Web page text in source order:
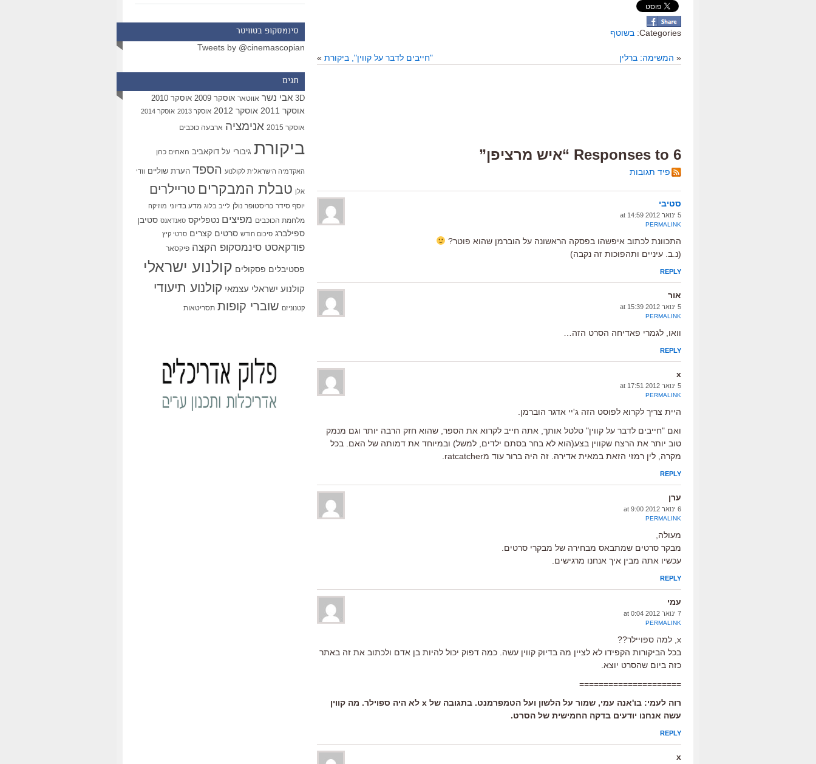
Categories: בשוטף
« המשימה: ברלין "חייבים לדבר על קווין", ביקורת »
6 Responses to “איש מרציפן”
פיד תגובות
סטיבי
5 ינואר 2012 at 14:59
PERMALINK
התכוונת לכתוב איפשהו בפסקה הראשונה על הוברמן שהוא פוטר?
(נ.ב. עיניים ותהפוכות זה נקבה)
REPLY
אור
5 ינואר 2012 at 15:39
PERMALINK
וואו, לגמרי פאדיחה הסרט הזה…
REPLY
x
5 ינואר 2012 at 17:51
PERMALINK
היית צריך לקרוא לפוסט הזה ג'יי אדגר הוברמן.
ואם "חייבים לדבר על קווין" טלטל אותך, אתה חייב לקרוא את הספר, שהוא חזק הרבה יותר וגם מנמק
טוב יותר את הרצח שקווין בצע(הוא לא בחר בסתם ילדים, למשל) ובמיוחד את דמותה של האם. בכל
מקרה, לין רמזי הזאת במאית אדירה. זה היה ברור עוד מratcatcher.
REPLY
ערן
6 ינואר 2012 at 9:00
PERMALINK
מעולה,
מבקר סרטים שמתבאס מבחירה של מבקרי סרטים.
עכשיו אתה מבין איך אנחנו מרגישים.
REPLY
עמי
7 ינואר 2012 at 0:04
PERMALINK
x, למה ספויילר??
בכל הביקורות הקפידו לא לציין מה בדיוק קווין עשה. כמה דפוק יכול להיות בן אדם ולכתוב את זה באתר
כזה ביום שהסרט יוצא.
=====================
רוה לעמי: בו'אנה עמי, שמור על הלשון ועל הטמפרמנט. בתגובה של x לא היה ספוילר. מה קווין
עשה אנחנו יודעים בדקה החמישית של הסרט.
REPLY
x
סינמסקופ בטוויטר
Tweets by @cinemascopian
תגים
3D אבי נשר אווטאר אוסקר 2009 אוסקר 2010
אוסקר 2011 אוסקר 2012 אוסקר 2013 אוסקר 2014
אוסקר 2015 אנימציה ארבעה כוכבים
ביקורת גיבורי על דוקאביב האחים כהן
האקדמיה הישראלית לקולנוע הספד הערת שוליים וודי
אלן טבלת המבקרים טריילרים
יוסף סידר כריסטופר נולן לייב בלוג מדע בדיוני מוזיקה
מלחמת הכוכבים מפיצים נטפליקס סאנדאנס סטיבן
ספילברג סיכום חודש סרטים קצרים סרטי קיץ
פודקאסט סינמסקופ הקצה פיקסאר
פסטיבלים פסקולים קולנוע ישראלי
קולנוע ישראלי עצמאי קולנוע תיעודי
קטנוניזם שוברי קופות תסריטאות